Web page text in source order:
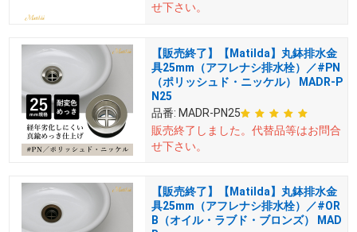
せ下さい。
【販売終了】【Matilda】丸鉢排水金
具25mm（アフレナシ排水栓）／#PN
（ポリッシュド・ニッケル） MADR-P
N25
品番: MADR-PN25
販売終了しました。 代替品等はお問合
せ下さい。
【販売終了】【Matilda】丸鉢排水金
具25mm（アフレナシ排水栓）／#OR
B（オイル・ラブド・ブロンズ） MAD